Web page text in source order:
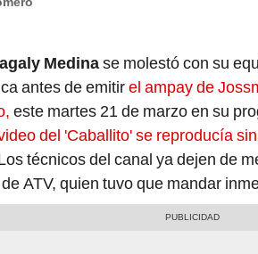
Medinase molestó con su
antes de emitirel ampay de
este martes 21 de marzo en su
del 'Caballito' se reproducía
técnicos del canal ya dejen de
ATV, quien tuvo que mandar